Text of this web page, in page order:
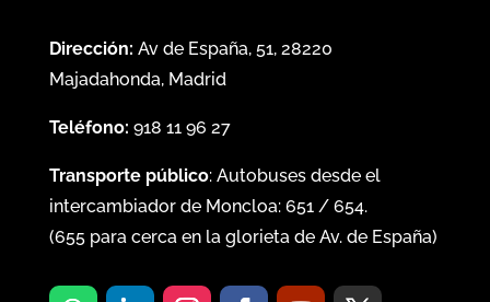
Dirección: Av de España, 51, 28220
Majadahonda, Madrid
Teléfono: 918 11 96 27
Transporte público: Autobuses desde el
intercambiador de Moncloa: 651/ 654.
(655para cerca en la glorieta de Av. de España)